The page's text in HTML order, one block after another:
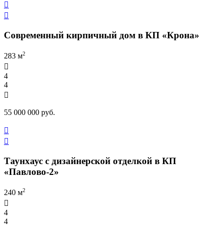


Современный кирпичный дом в КП «Крона»
283 м2

4
4

55 000 000 руб.


Таунхаус с дизайнерской отделкой в КП
«Павлово-2»
240 м2

4
4